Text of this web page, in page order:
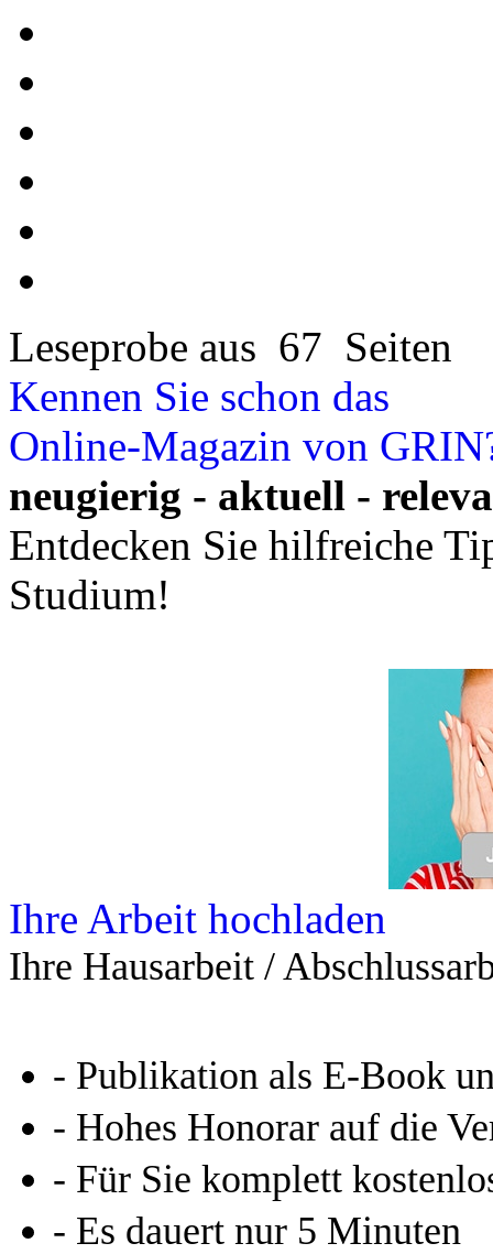
Leseprobe aus 67 Seiten
Kennen Sie schon das
Online-Magazin von
neugierig - aktuell -
Entdecken Sie hilfreiche
Studium!
Ihre Arbeit hochladen
Ihre Hausarbeit /
- Publikation als E-Book
- Hohes Honorar auf die
- Für Sie komplett
- Es dauert nur 5 Minuten